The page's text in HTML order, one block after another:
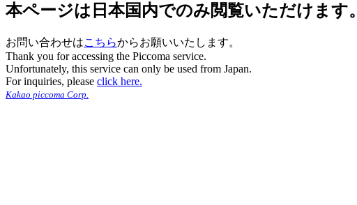
本ページは日本国内でのみ閲覧いただけます。
お問い合わせはこちらからお願いいたします。
Thank you for accessing the Piccoma service.
Unfortunately, this service can only be used from Japan.
For inquiries, please click here.
Kakao piccoma Corp.